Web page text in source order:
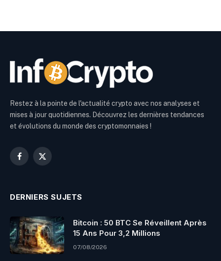
Restez à la pointe de l'actualité crypto avec nos analyses et
mises à jour quotidiennes. Découvrez les dernières tendances
et évolutions du monde des cryptomonnaies !
Facebook
X
DERNIERS SUJETS
Bitcoin : 50 BTC Se Réveillent Après
15 Ans Pour 3,2 Millions
07/08/2026